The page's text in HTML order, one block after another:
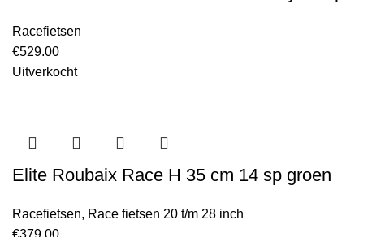
Racefietsen
€529.00
Uitverkocht
Elite Roubaix Race H 35 cm 14 sp groen
Racefietsen, Race fietsen 20 t/m 28 inch
€379.00